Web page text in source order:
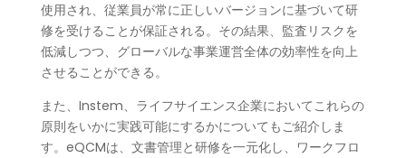
使用され、従業員が常に正しいバージョンに基づいて研
修を受けることが保証される。その結果、監査リスクを
低減しつつ、グローバルな事業運営全体の効率性を向上
させることができる。
また、Instem、ライフサイエンス企業においてこれらの
原則をいかに実践可能にするかについてもご紹介しま
す。eQCMは、文書管理と研修を一元化し、ワークフロ